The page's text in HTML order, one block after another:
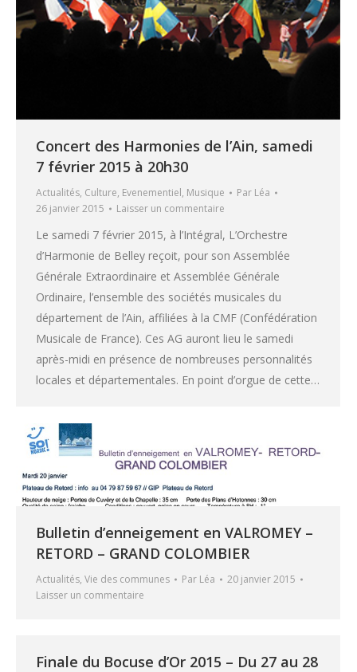
Concert des Harmonies de l’Ain, samedi
7 février 2015 à 20h30
Actualités, Culture, Evenementiel, Musique Par Léa
26 janvier 2015
Laisser un commentaire
Le samedi 7 février 2015, à l’Intégral, L’Orchestre
d’Harmonie de Belley reçoit, pour son Assemblée
Générale Extraordinaire et Assemblée Générale
Ordinaire, l’ensemble des sociétés musicales du
département de l’Ain, affiliées à la CMF (Confédération
Musicale de France). Ces AG auront lieu le samedi
après-midi en présence de nombreuses personnalités
locales et départementales. En point d’orgue de cette…
Bulletin d’enneigement en VALROMEY –
RETORD – GRAND COLOMBIER
Actualités, Vie des communes Par Léa
20 janvier 2015
Laisser un commentaire
Finale du Bocuse d’Or 2015 – Du 27 au 28